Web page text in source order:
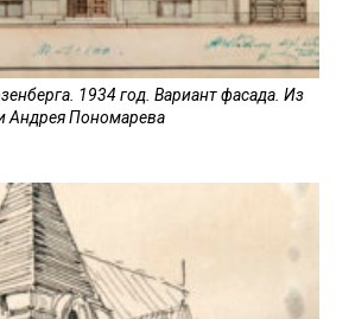
1934 год. Вариант фасада. Из
Андрея Пономарева